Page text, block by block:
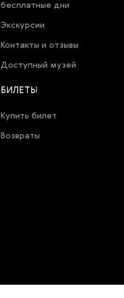
бесплатные дни
Экскурсии
Контакты и отзывы
Доступный музей
БИЛЕТЫ
Купить билет
Возвраты